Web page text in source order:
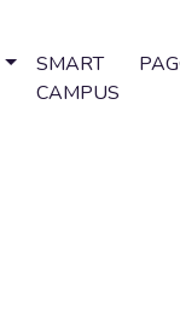
SMART
CAMPUS